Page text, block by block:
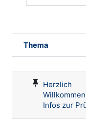
Status
Thema
Herzlich
Infos zur